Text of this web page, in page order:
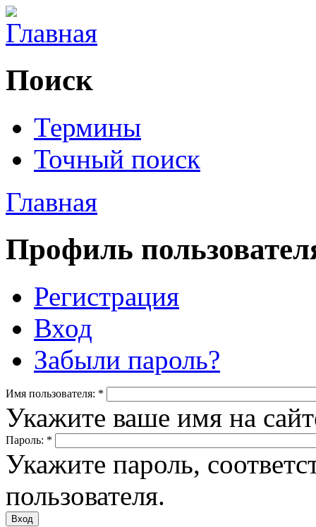
Поиск
Термины
Точный поиск
Главная
Профиль
Регистрация
Вход
Забыли пароль?
Имя пользователя: *
Укажите ваше имя на
Пароль: *
Укажите пароль,
пользователя.